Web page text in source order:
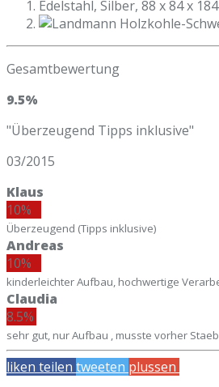
Gesamtbewertung
9.5%
"Überzeugend Tipps inklusive"
03/2015
Klaus
10%
Überzeugend (Tipps inklusive)
Andreas
10%
kinderleichter Aufbau, hochwertige
Claudia
8.5%
sehr gut, nur Aufbau , musste vorher
liken teilen tweeten plussen